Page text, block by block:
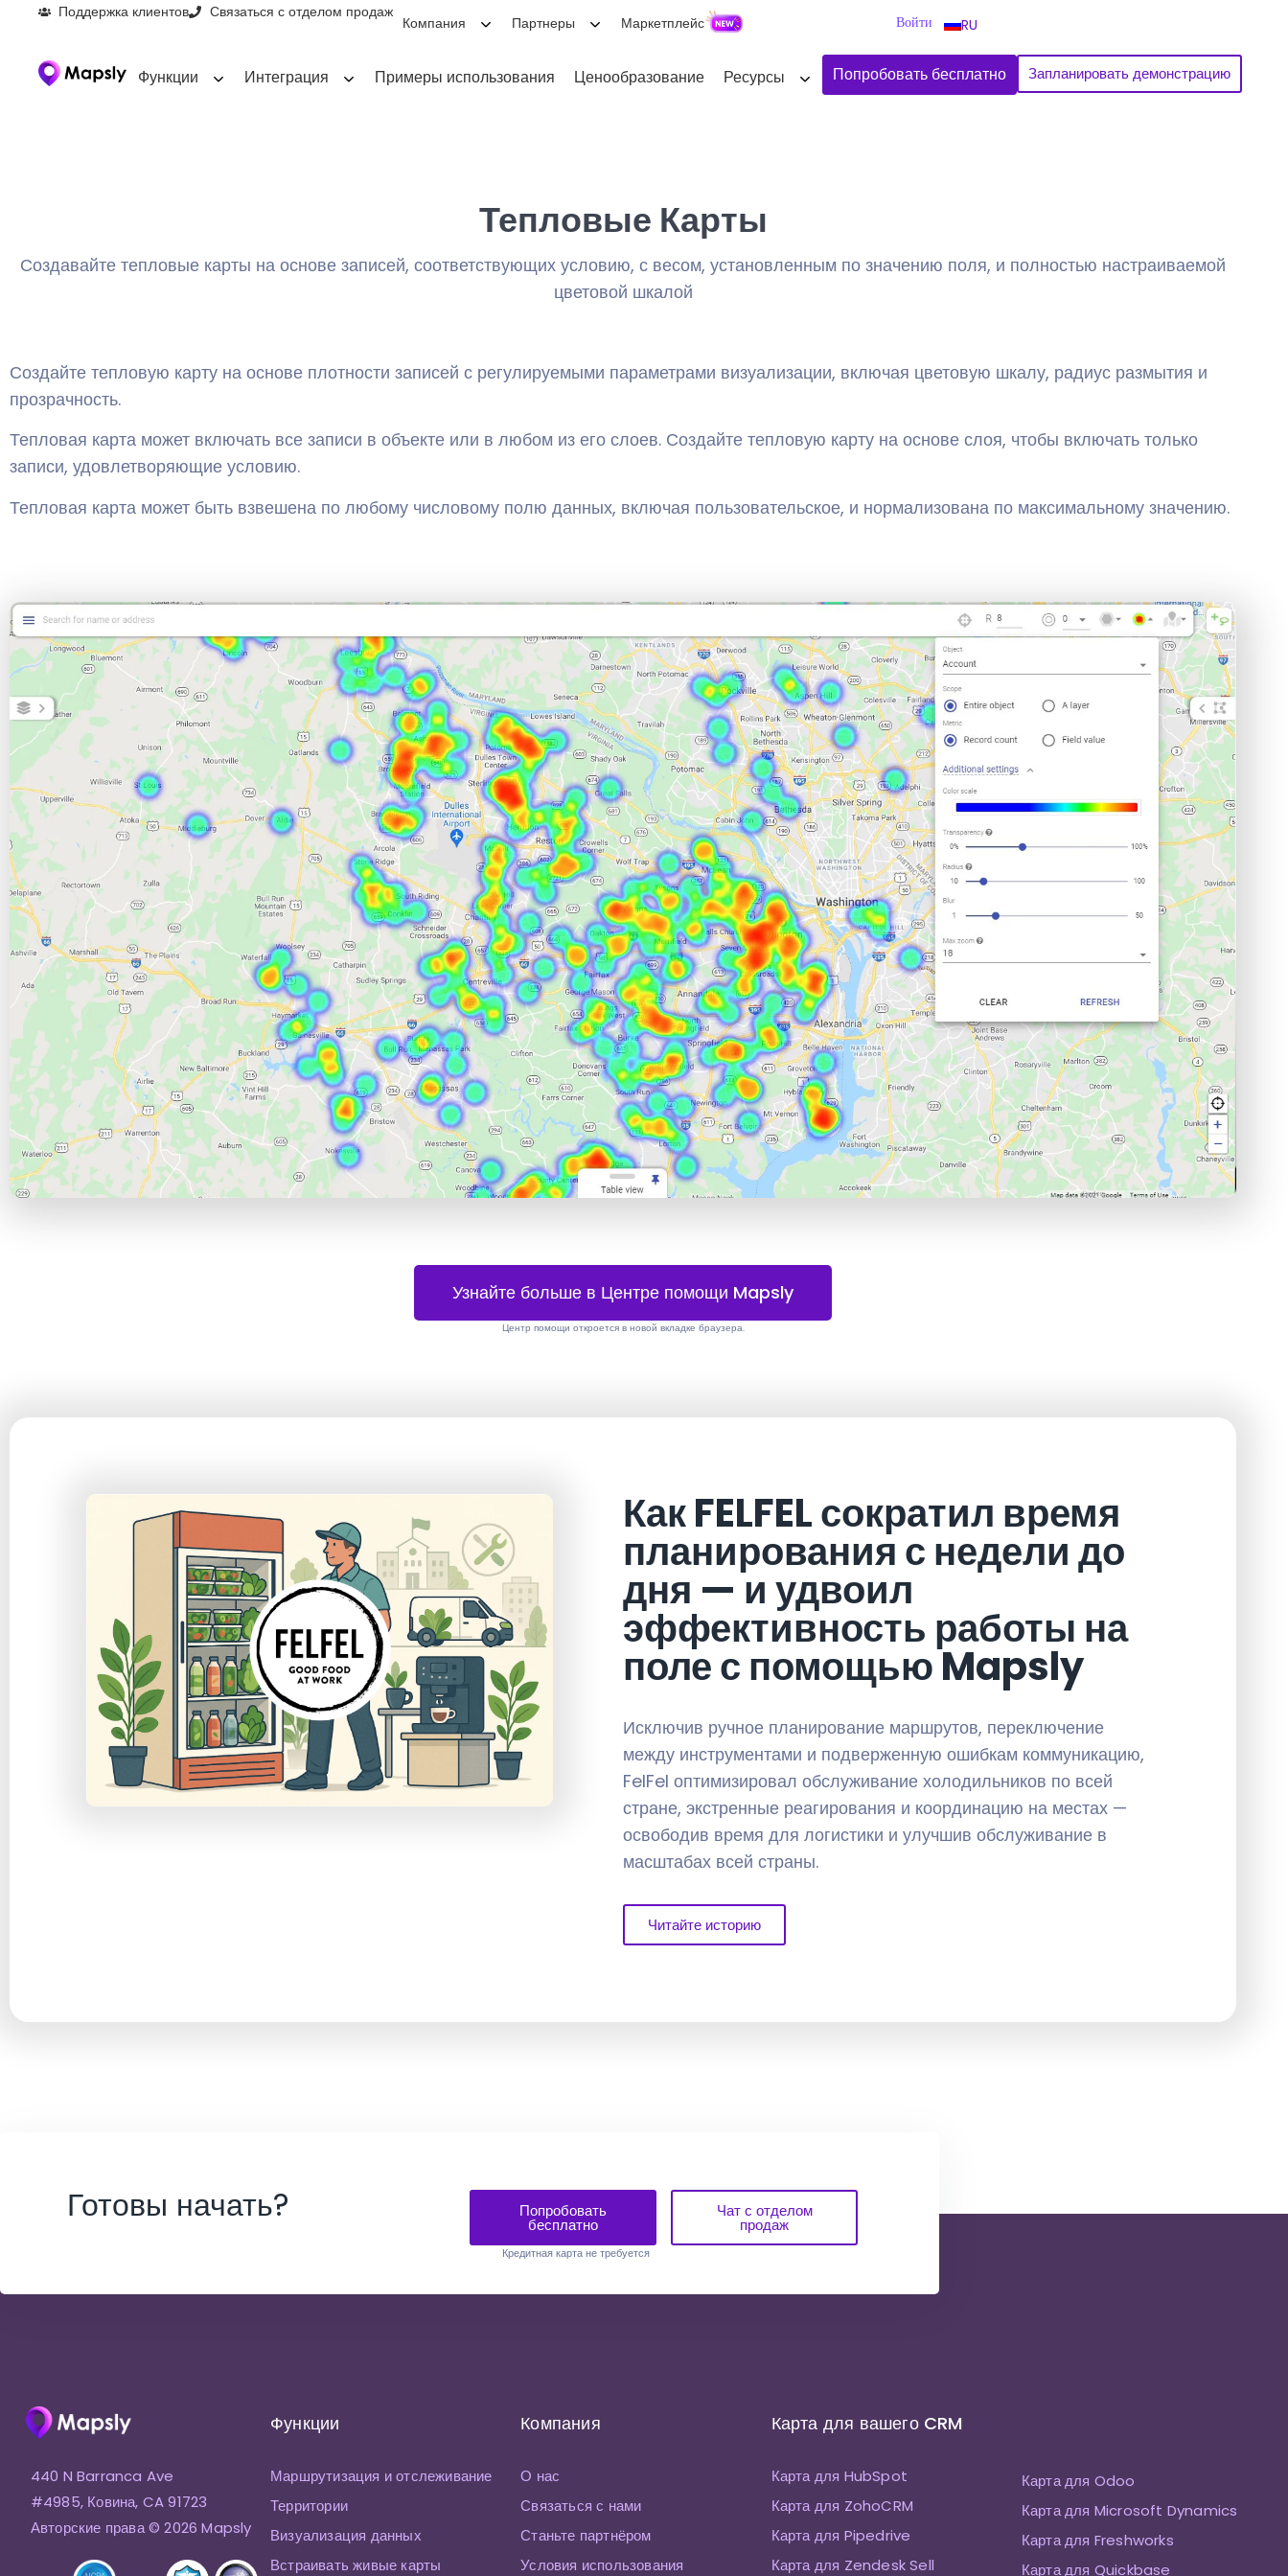
Поддержка клиентов Связаться с отделом продаж
Компания Партнеры Маркетплейс Войти RU
Функции Интеграция Примеры использования Ценообразование Ресурсы Попробовать бесплатно Запланировать демонстрацию
Тепловые Карты
Создавайте тепловые карты на основе записей, соответствующих условию, с весом, установленным по значению поля, и полностью настраиваемой
цветовой шкалой
Создайте тепловую карту на основе плотности записей с регулируемыми параметрами визуализации, включая цветовую шкалу, радиус размытия и
прозрачность.
Тепловая карта может включать все записи в объекте или в любом из его слоев. Создайте тепловую карту на основе слоя, чтобы включать только
записи, удовлетворяющие условию.
Тепловая карта может быть взвешена по любому числовому полю данных, включая пользовательское, и нормализована по максимальному значению.
Узнайте больше в Центре помощи Mapsly
Центр помощи откроется в новой вкладке браузера.
Как FELFEL сократил время
планирования с недели до
дня — и удвоил
эффективность работы на
поле с помощью Mapsly
Исключив ручное планирование маршрутов, переключение
между инструментами и подверженную ошибкам коммуникацию,
FelFel оптимизировал обслуживание холодильников по всей
стране, экстренные реагирования и координацию на местах —
освободив время для логистики и улучшив обслуживание в
масштабах всей страны.
Читайте историю
Готовы начать? Попробовать
бесплатно
Чат с отделом
продаж
Кредитная карта не требуется
440 N Barranca Ave
#4985, Ковина, CA 91723
Авторские права © 2026 Mapsly
Функции
Маршрутизация и отслеживание
Территории
Визуализация данных
Встраивать живые карты
Компания
О нас
Связаться с нами
Станьте партнёром
Условия использования
Карта для вашего CRM
Карта для HubSpot
Карта для ZohoCRM
Карта для Pipedrive
Карта для Zendesk Sell
Карта для Odoo
Карта для Microsoft Dynamics
Карта для Freshworks
Карта для Quickbase